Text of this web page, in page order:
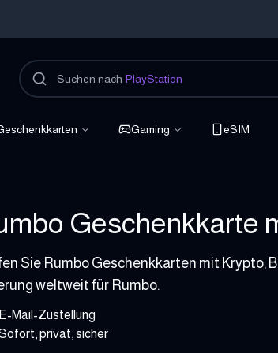
Suchen nach PlayStation
Gaming eSIM
Geschenkkarte
EUR
Sie Rumbo Geschenkkarten mit Krypto,
weltweit für Rumbo.
E-Mail-Zustellung
privat, sicher